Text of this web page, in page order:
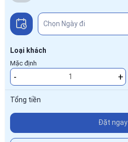
Loại khách
Mặc định
- +
Tổng tiền
Đặt ngay